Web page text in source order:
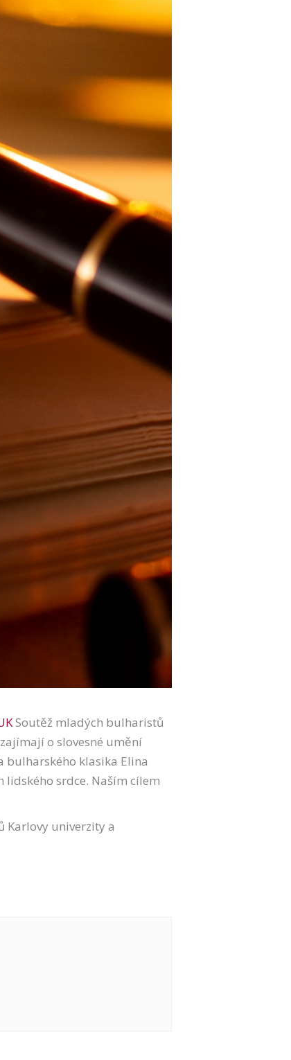
Soutěž mladých bulharistů
o slovesné umění
klasika Elina
lidského srdce. Naším cílem
Karlovy univerzity a